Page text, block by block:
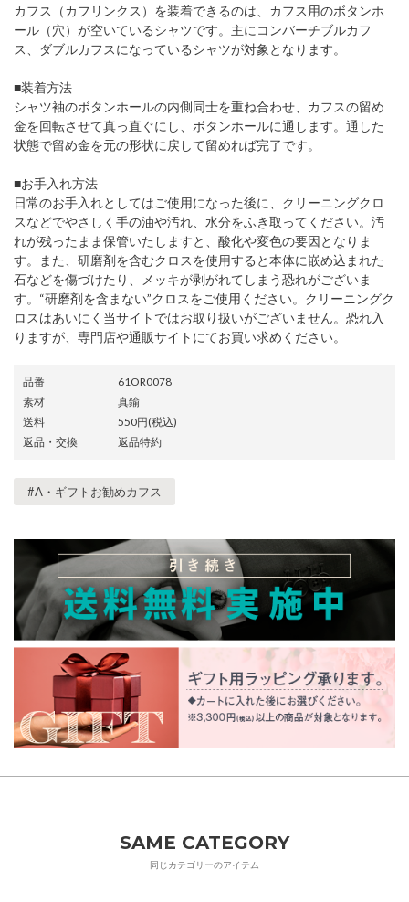
カフス（カフリンクス）を装着できるのは、カフス用のボタンホ
ール（穴）が空いているシャツです。主にコンバーチブルカフ
ス、ダブルカフスになっているシャツが対象となります。
■装着方法
シャツ袖のボタンホールの内側同士を重ね合わせ、カフスの留め
金を回転させて真っ直ぐにし、ボタンホールに通します。通した
状態で留め金を元の形状に戻して留めれば完了です。
■お手入れ方法
日常のお手入れとしてはご使用になった後に、クリーニングクロ
スなどでやさしく手の油や汚れ、水分をふき取ってください。汚
れが残ったまま保管いたしますと、酸化や変色の要因となりま
す。また、研磨剤を含むクロスを使用すると本体に嵌め込まれた
石などを傷づけたり、メッキが剥がれてしまう恐れがございま
す。“研磨剤を含まない”クロスをご使用ください。クリーニングク
ロスはあいにく当サイトではお取り扱いがございません。恐れ入
りますが、専門店や通販サイトにてお買い求めください。
品番
61OR0078
素材
真鍮
送料
550円(税込)
返品・交換
返品特約
#A・ギフトお勧めカフス
SAME CATEGORY
同じカテゴリーのアイテム